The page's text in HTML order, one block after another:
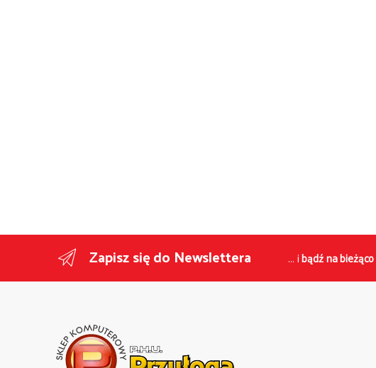
Zapisz się do Newslettera ... ibądź na bieżąco